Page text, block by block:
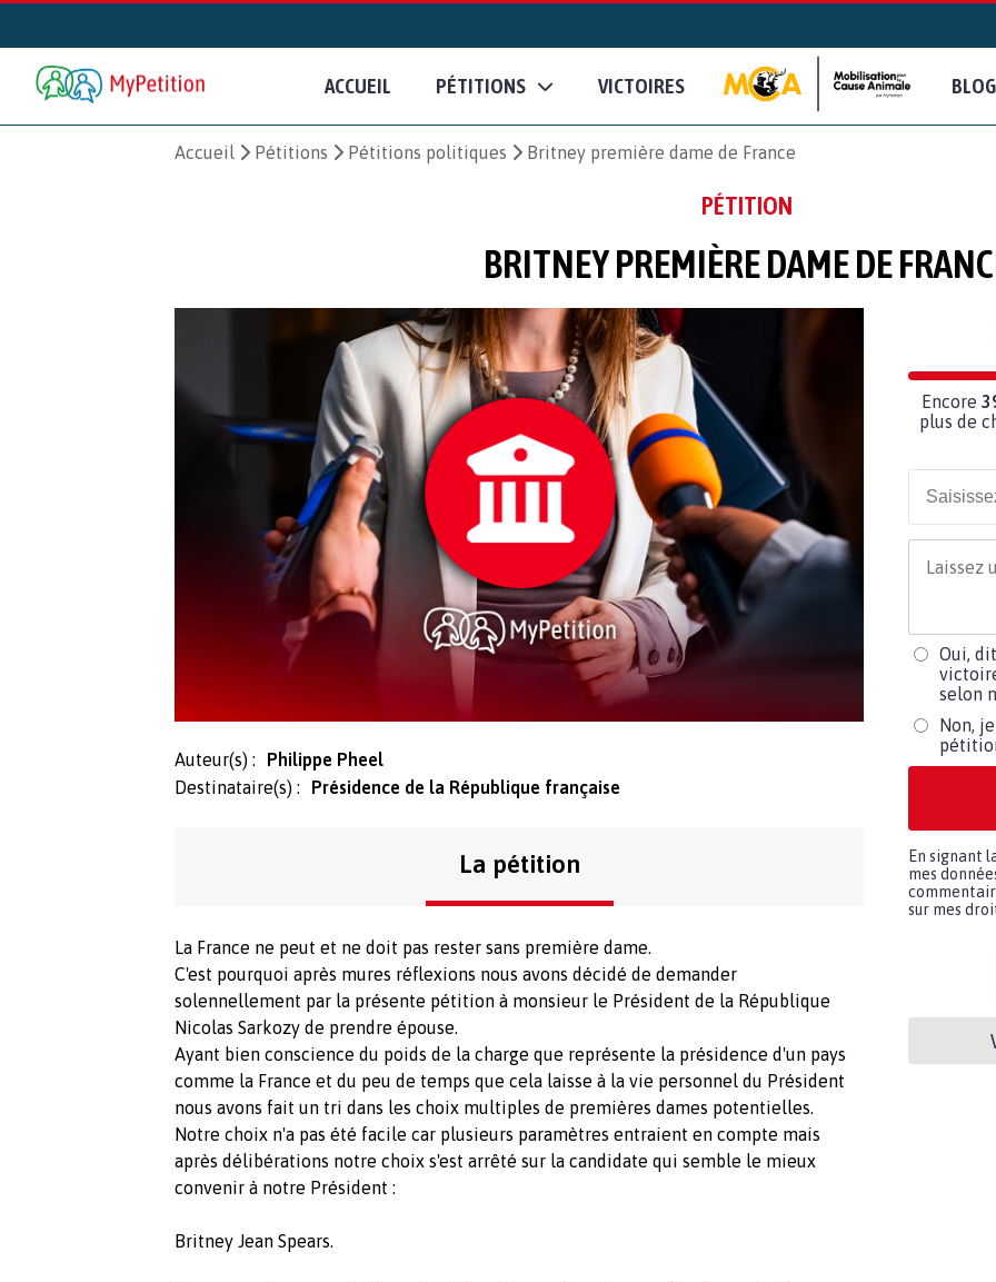
ACCUEIL PÉTITIONS VICTOIRES BLOG
Accueil Pétitions Pétitions politiques Britney première dame de France
PÉTITION
BRITNEY PREMIÈRE DAME DE
Auteur(s) :
Philippe Pheel
Destinataire(s) :
Présidence de la République française
La pétition
La France ne peut et ne doit pas rester sans première dame.
C'est pourquoi après mures réflexions nous avons décidé de demander
solennellement par la présente pétition à monsieur le Président de la République
Nicolas Sarkozy de prendre épouse.
Ayant bien conscience du poids de la charge que représente la présidence d'un pays
comme la France et du peu de temps que cela laisse à la vie personnel du Président
nous avons fait un tri dans les choix multiples de premières dames potentielles.
Notre choix n'a pas été facile car plusieurs paramètres entraient en compte mais
après délibérations notre choix s'est arrêté sur la candidate qui semble le mieux
convenir à notre Président :
Britney Jean Spears.
Encore
plus de
Oui,
selon
Non,
En signant
mes
sur mes